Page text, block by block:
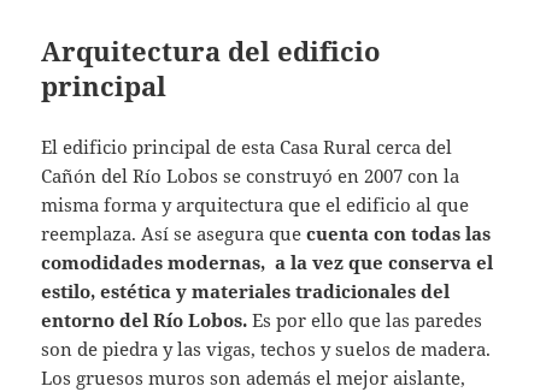
Arquitectura del edificio
principal
El edificio principal de esta Casa Rural cerca del
Cañón del Río Lobos se construyó en 2007 con la
misma forma y arquitectura que el edificio al que
reemplaza. Así se asegura quecuenta con todas las
comodidades modernas, a la vez que conserva el
estilo, estética y materiales tradicionales del
entorno del Río Lobos. Es por ello que las paredes
son de piedra y las vigas, techos y suelos de madera.
Los gruesos muros son además el mejor aislante,